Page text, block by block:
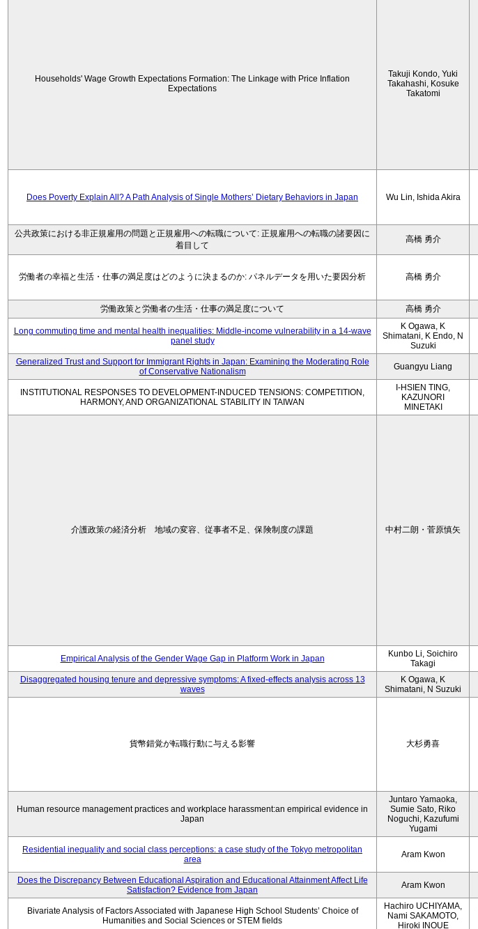
Households' Wage Growth Expectations Formation: The Linkage with Price Inflation
Expectations
Takuji Kondo, Yuki
Takahashi, Kosuke
Takatomi
Does Poverty Explain All? A Path Analysis of Single Mothers’ Dietary Behaviors in Japan Wu Lin, Ishida Akira
公共政策における非正規雇用の問題と正規雇用への転職について: 正規雇用への転職の諸要因に
着目して
高橋 勇介
労働者の幸福と生活・仕事の満足度はどのように決まるのか: パネルデータを用いた要因分析 高橋 勇介
労働政策と労働者の生活・仕事の満足度について
高橋 勇介
Long commuting time and mental health inequalities: Middle-income vulnerability in a 14-wave
panel study
K Ogawa, K
Shimatani, K Endo, N
Suzuki
Generalized Trust and Support for Immigrant Rights in Japan: Examining the Moderating Role
of Conservative Nationalism
Guangyu Liang
INSTITUTIONAL RESPONSES TO DEVELOPMENT-INDUCED TENSIONS: COMPETITION,
HARMONY, AND ORGANIZATIONAL STABILITY IN TAIWAN
I-HSIEN TING,
KAZUNORI
MINETAKI
介護政策の経済分析 地域の変容、従事者不足、保険制度の課題 中村二朗・菅原慎矢
Empirical Analysis of the Gender Wage Gap in Platform Work in Japan
Kunbo Li, Soichiro
Takagi
Disaggregated housing tenure and depressive symptoms: A fixed-effects analysis across 13
waves
K Ogawa, K
Shimatani, N Suzuki
貨幣錯覚が転職行動に与える影響 大杉勇喜
Human resource management practices and workplace harassment:an empirical evidence in
Japan
Juntaro Yamaoka,
Sumie Sato, Riko
Noguchi, Kazufumi
Yugami
Residential inequality and social class perceptions: a case study of the Tokyo metropolitan
area
Aram Kwon
Does the Discrepancy Between Educational Aspiration and Educational Attainment Affect Life
Satisfaction? Evidence from Japan
Aram Kwon
Bivariate Analysis of Factors Associated with Japanese High School Students’ Choice of
Humanities and Social Sciences or STEM fields
Hachiro UCHIYAMA,
Nami SAKAMOTO,
Hiroki INOUE